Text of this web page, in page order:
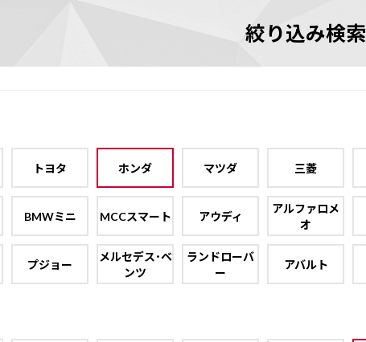
絞り込み検索
トヨタ ホンダ マツダ 三菱
BMWミニ MCCスマート アウディ
アルファロメ
オ
プジョー
メルセデス･ベ
ンツ
ランドローバ
ー
アバルト